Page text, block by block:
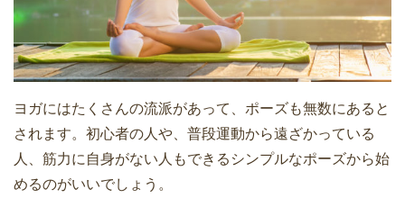
ヨガにはたくさんの流派があって、ポーズも無数にあると
されます。初心者の人や、普段運動から遠ざかっている
人、筋力に自身がない人もできるシンプルなポーズから始
めるのがいいでしょう。